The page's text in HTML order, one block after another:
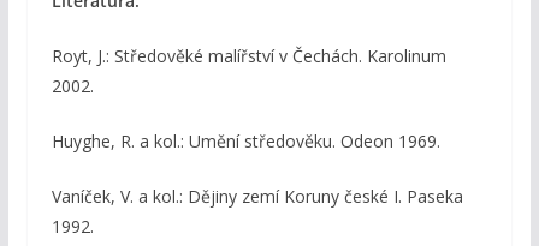
Royt, J.: Středověké malířství v Čechách. Karolinum
2002.
Huyghe, R. a kol.: Umění středověku. Odeon 1969.
Vaníček, V. a kol.: Dějiny zemí Koruny české I. Paseka
1992.